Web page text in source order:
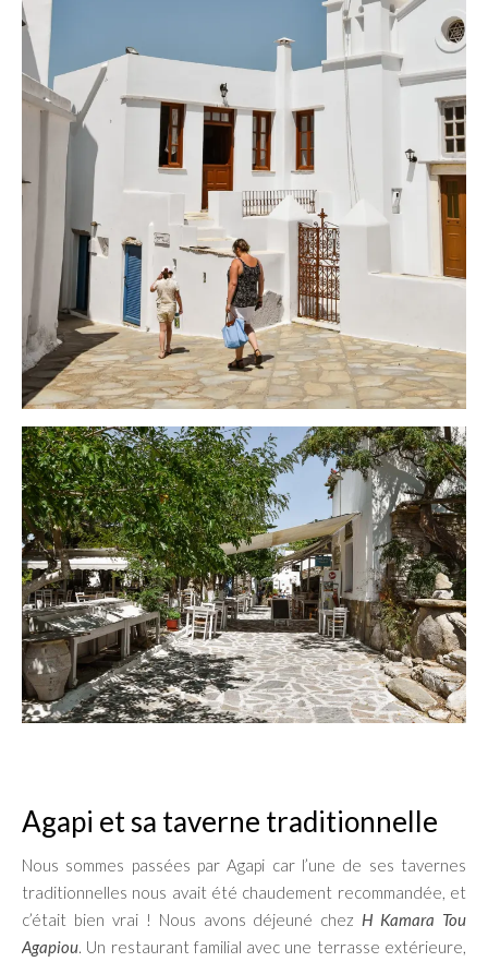
Agapi et sa taverne traditionnelle
Nous sommes passées par Agapi car l’une de ses tavernes
traditionnelles nous avait été chaudement recommandée, et
c’était bien vrai ! Nous avons déjeuné chez H Kamara Tou
Agapiou . Un restaurant familial avec une terrasse extérieure,